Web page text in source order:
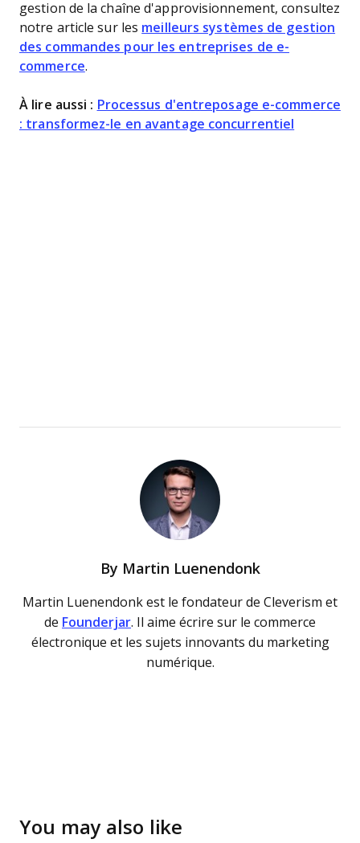
gestion de la chaîne d'approvisionnement, consultez
notre article sur les meilleurs systèmes de gestion
des commandes pour les entreprises de e-
commerce.
À lire aussi : Processus d'entreposage e-commerce
: transformez-le en avantage concurrentiel
By Martin Luenendonk
Martin Luenendonk est le fondateur de Cleverism et
de Founderjar. Il aime écrire sur le commerce
électronique et les sujets innovants du marketing
numérique.
You may also like